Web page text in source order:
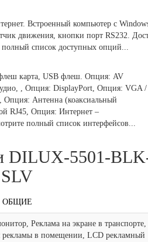
Встроенный компьютер с
движения, кнопки порт RS232.
полный список доступных опций...
карта, USB флеш. Опция: AV
, Опция: DisplayPort, Опция: VGA /
Антенна (коаксиальный
RJ45, Опция: Интернет –
полный список интерфейсов...
DILUX-5501-
SLV
ОБЩИЕ
Реклама на экране в транспорте,
рекламы в помещении, LCD рекламный